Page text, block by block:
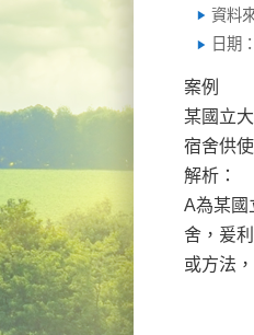
資料
日期
案例
某國立
宿舍供
解析：
A為某國
舍，爰
或方法